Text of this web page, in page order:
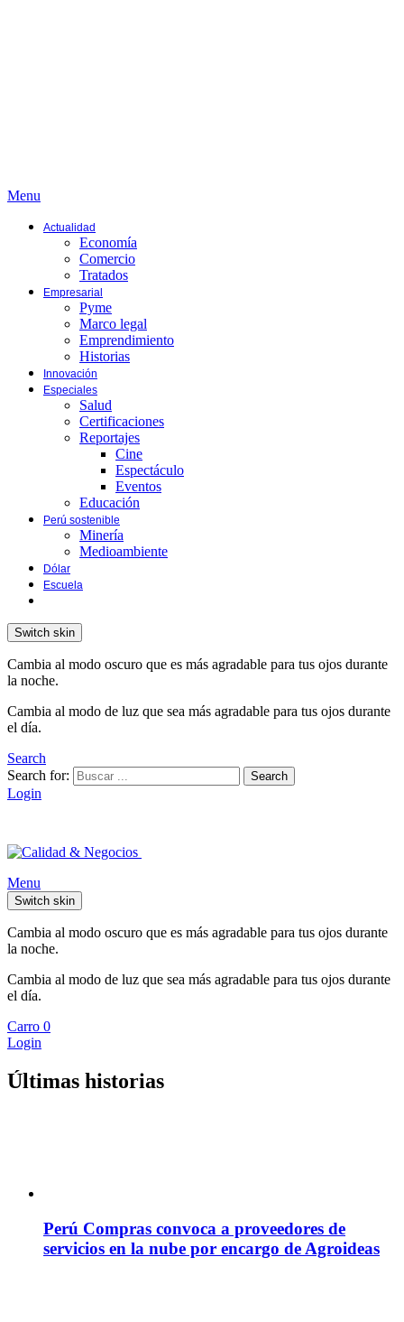
Menu
Actualidad
Economía
Comercio
Tratados
Empresarial
Pyme
Marco legal
Emprendimiento
Historias
Innovación
Especiales
Salud
Certificaciones
Reportajes
Cine
Espectáculo
Eventos
Educación
Perú sostenible
Minería
Medioambiente
Dólar
Escuela
Switch skin
Cambia al modo oscuro que es más agradable para tus ojos durante
la noche.
Cambia al modo de luz que sea más agradable para tus ojos durante
el día.
Search
Search for:
Search
Login
Menu
Switch skin
Cambia al modo oscuro que es más agradable para tus ojos durante
la noche.
Cambia al modo de luz que sea más agradable para tus ojos durante
el día.
Carro 0
Login
Últimas historias
Perú Compras convoca a proveedores de
servicios en la nube por encargo de Agroideas